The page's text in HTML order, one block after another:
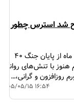
شد استرس چطور
به گزارش روان ۲۴ به نقل از همشهری،حدود یک ماه از پایان جنگ ۴۰
با تنش‌های روانیِ
روزافزون و گرانی،…
۱۴۰۵/۰۵/۱۵ ۱۶:۵۴